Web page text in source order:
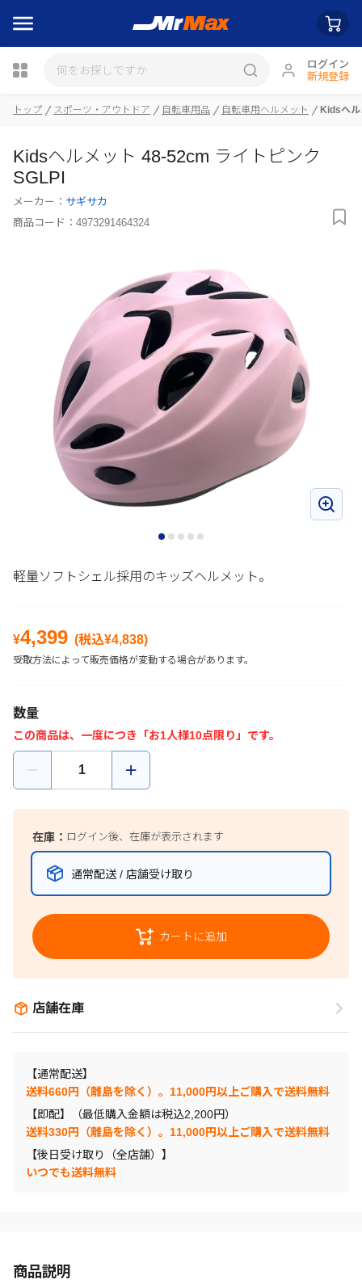
ログイン
新規登録
瓶詰
トップ スポーツ・アウトドア 自転車用品 自転車用ヘルメット Kidsヘ
Kidsヘルメット 48-52cm ライトピンク
SGLPI
メーカー： サギサカ
商品コード： 4973291464324
軽量ソフトシェル採用のキッズヘルメット。
¥4,399 (税込¥4,838)
受取方法によって販売価格が変動する場合があります。
数量
この商品は、一度につき「お1人様10点限り」です。
在庫： ログイン後、在庫が表示されます
通常配送 / 店舗受け取り
カートに追加
店舗在庫
【通常配送】
送料660円（離島を除く）。11,000円以上ご購入で送料無料
【即配】（最低購入金額は税込2,200円）
送料330円（離島を除く）。11,000円以上ご購入で送料無料
【後日受け取り（全店舗）】
いつでも送料無料
商品説明